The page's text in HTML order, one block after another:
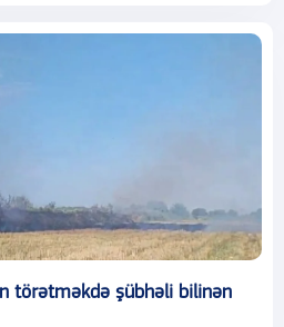
törətməkdə şübhəli bilinən